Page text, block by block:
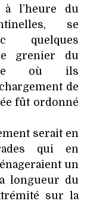
l’heure du
se
quelques
grenier du
où ils
de
fût ordonné
serait en
qui en
un
longueur du
sur la